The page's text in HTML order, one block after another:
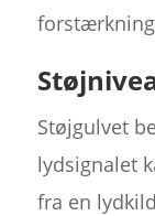
Støjgulvet
lydsignalet
fra en